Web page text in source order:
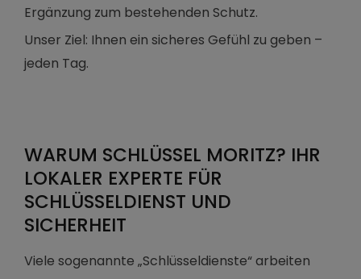
Ergänzung zum bestehenden Schutz.
Unser Ziel: Ihnen ein sicheres Gefühl zu geben –
jeden Tag.
WARUM SCHLÜSSEL MORITZ? IHR
LOKALER EXPERTE FÜR
SCHLÜSSELDIENST UND
SICHERHEIT
Viele sogenannte „Schlüsseldienste“ arbeiten